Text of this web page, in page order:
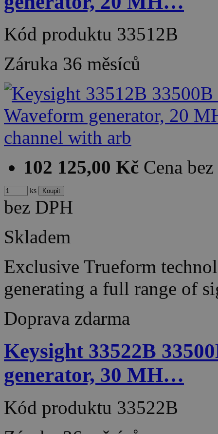
Kód produktu 33512B
Záruka 36 měsíců
102 125,00 Kč Cena
ks
bez DPH
Skladem
Exclusive Trueform
generating a full range of
Doprava zdarma
Keysight 33522B
generator, 30 MH…
Kód produktu 33522B